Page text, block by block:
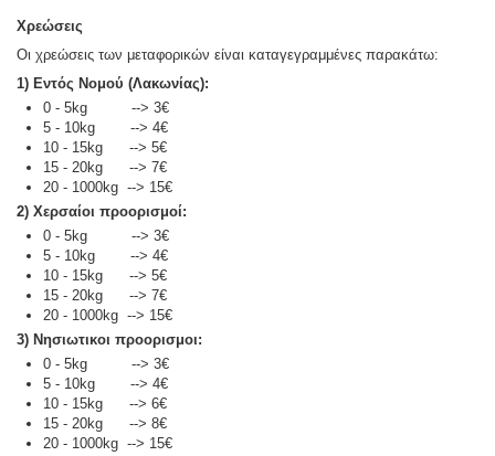
Χρεώσεις
Οι χρεώσεις των μεταφορικών είναι καταγεγραμμένες παρακάτω:
1) Εντός Νομού (Λακωνίας):
0 - 5kg --> 3€
5 - 10kg --> 4€
10 - 15kg --> 5€
15 - 20kg --> 7€
20 - 1000kg --> 15€
2) Χερσαίοι προορισμοί:
0 - 5kg --> 3€
5 - 10kg --> 4€
10 - 15kg --> 5€
15 - 20kg --> 7€
20 - 1000kg --> 15€
3) Νησιωτικοι προορισμοι:
0 - 5kg --> 3€
5 - 10kg --> 4€
10 - 15kg --> 6€
15 - 20kg --> 8€
20 - 1000kg --> 15€